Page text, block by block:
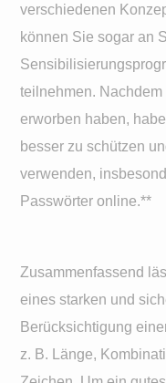
verschiedenen
können Sie sogar an
teilnehmen.
erworben haben,
besser zu schützen
verwenden,
Passwörter online.**
Zusammenfassend
eines starken und
Berücksichtigung
z. B. Länge,